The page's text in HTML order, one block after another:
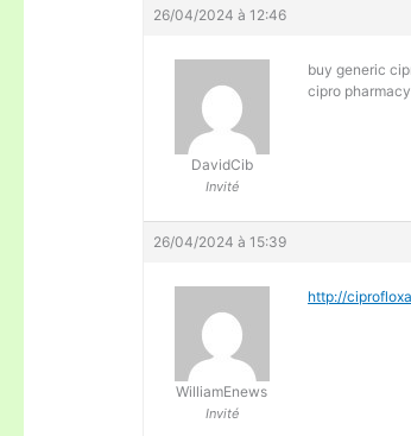
26/04/2024 à 12:46
DavidCib
Invité
buy generic
cipro pharmacy
26/04/2024 à 15:39
WilliamEnews
Invité
http://